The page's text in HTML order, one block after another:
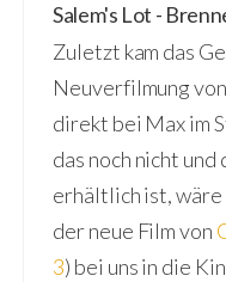
Salem's Lot -
Zuletzt kam das
Neuverfilmung
direkt bei Max im
das noch nicht
erhältlich ist, wäre
der neue Film von
3) bei uns in die